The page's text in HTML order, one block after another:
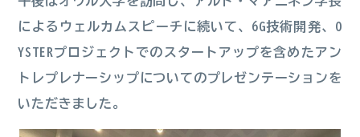
によるウェルカムスピーチに続いて、6G技術開発、O
YSTERプロジェクトでのスタートアップを含めたアン
トレプレナーシップについてのプレゼンテーションを
いただきました。